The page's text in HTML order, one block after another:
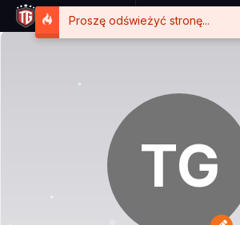
TG
Proszę odświeżyć stronę...